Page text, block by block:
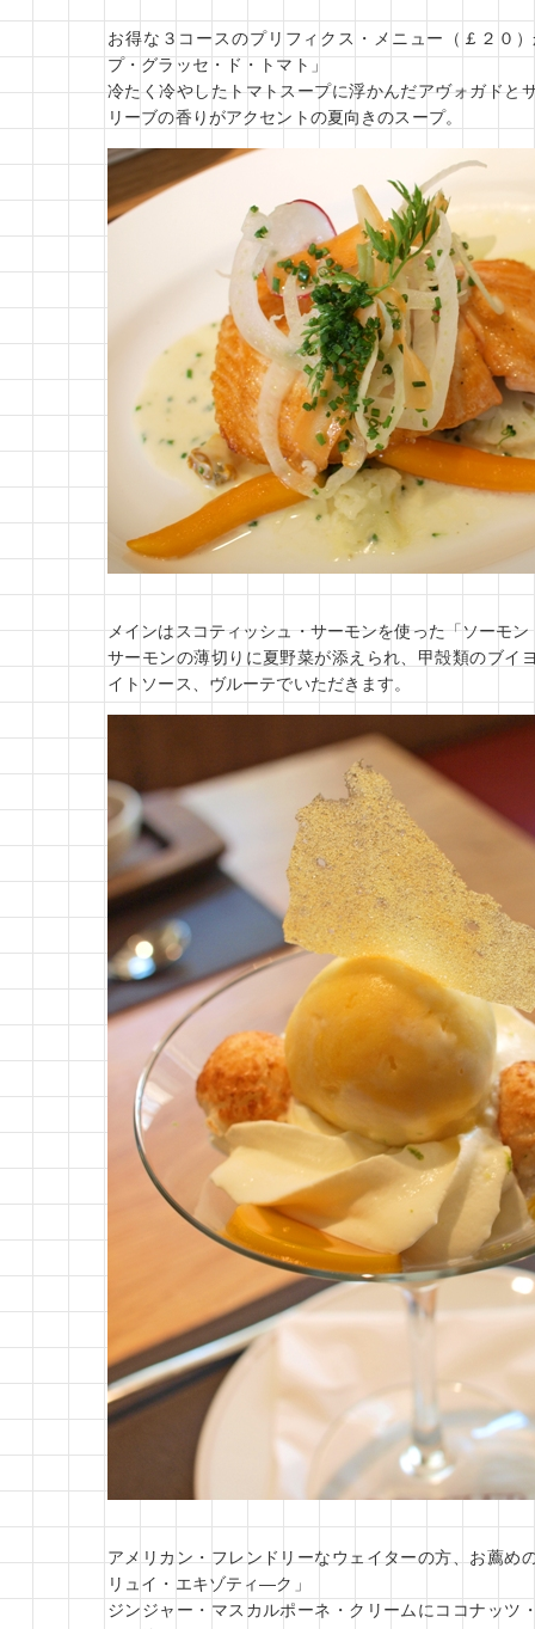
お得な３コースのプリフィクス・メニュー（￡２０
プ・グラッセ・ド・トマト」
冷たく冷やしたトマトスープに浮かんだアヴォガドと
リーブの香りがアクセントの夏向きのスープ。
メインはスコティッシュ・サーモンを使った「ソーモ
サーモンの薄切りに夏野菜が添えられ、甲殻類のブイ
イトソース、ヴルーテでいただきます。
アメリカン・フレンドリーなウェイターの方、お薦め
リュイ・エキゾティ―ク」
ジンジャー・マスカルポーネ・クリームにココナッツ